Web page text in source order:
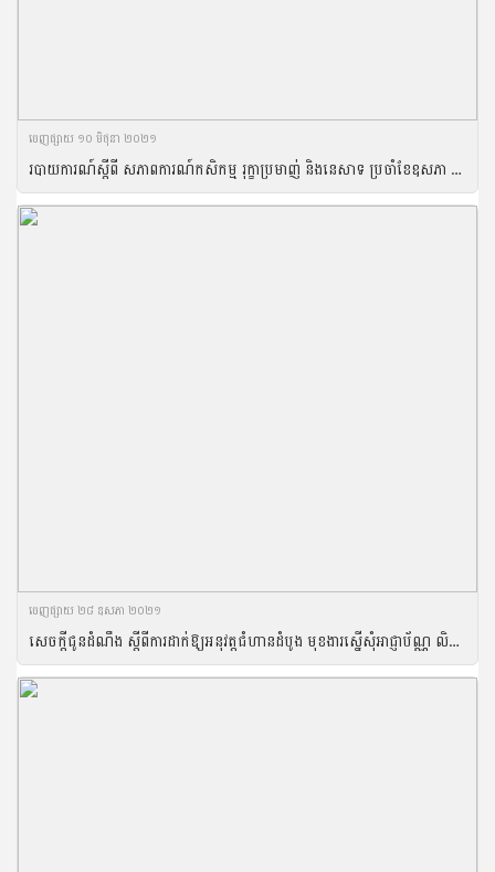
ចេញ​ផ្សាយ​ ១០ មិថុនា ២០២១
របាយការណ៍ស្តីពី សភាពការណ៍កសិកម្ម រុក្ខាប្រមាញ់ និងនេសាទ ប្រចាំខែឧសភា ឆ្នាំ២០២១ និងទិសដៅអនុវត្តបន្ត
ចេញ​ផ្សាយ​ ២៨ ឧសភា ២០២១
សេចក្តីជូនដំណឹង ស្តីពីការដាក់ឱ្យអនុវត្តជំហានដំបូង មុខងារស្នើសុំអាជ្ញាប័ណ្ណ លិខិតអនុញ្ញាត និងវិញ្ញាបនបត្រ ក្នុងទម្រង់អេឡិចត្រូនិកនៃប្រព័ន្ធបញ្ជរតែមួយជាតិកម្ពុជា ក្នុងវិស័យកសិកម្ម រុក្ខាប្រមាញ់ និងនេសាទ